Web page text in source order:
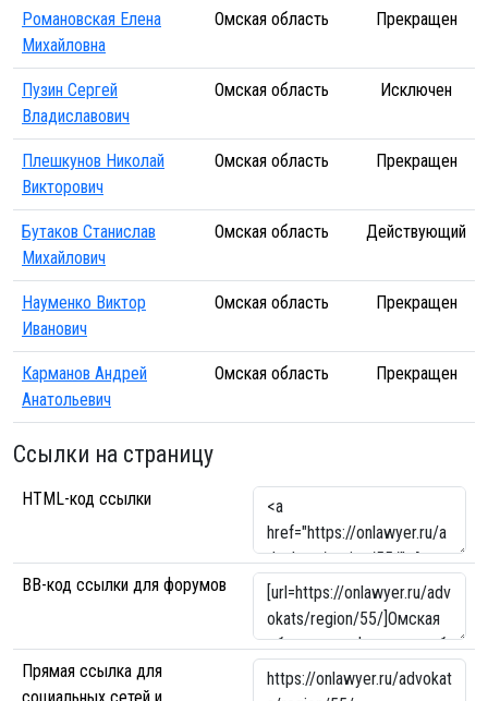
Романовская Елена
Михайловна
Омская область Прекращен
Пузин Сергей
Владиславович
Омская область Исключен
Плешкунов Николай
Викторович
Омская область Прекращен
Бутаков Станислав
Михайлович
Омская область Действующий
Науменко Виктор
Иванович
Омская область Прекращен
Карманов Андрей
Анатольевич
Омская область Прекращен
Ссылки на страницу
HTML-код ссылки
BB-код ссылки для форумов
Прямая ссылка для